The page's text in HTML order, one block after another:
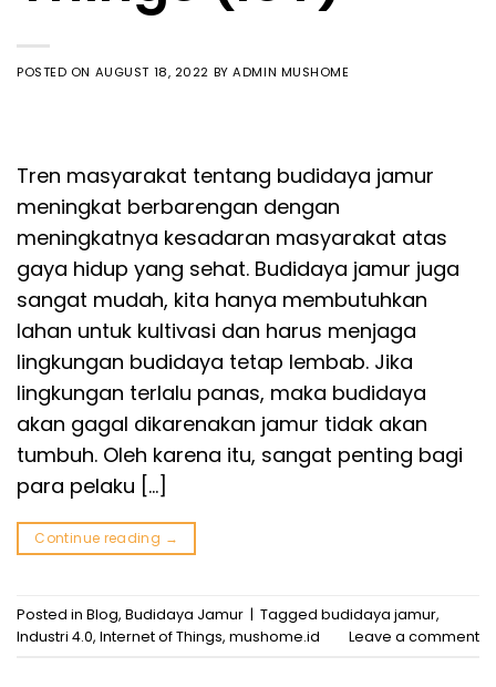
POSTED ON AUGUST 18, 2022 BYADMIN MUSHOME
Tren masyarakat tentang budidaya jamur
meningkat berbarengan dengan
meningkatnya kesadaran masyarakat atas
gaya hidup yang sehat. Budidaya jamur juga
sangat mudah, kita hanya membutuhkan
lahan untuk kultivasi dan harus menjaga
lingkungan budidaya tetap lembab. Jika
lingkungan terlalu panas, maka budidaya
akan gagal dikarenakan jamur tidak akan
tumbuh. Oleh karena itu, sangat penting bagi
para pelaku […]
Continue reading →
Posted in Blog, Budidaya Jamur | Tagged budidaya jamur,
Industri 4.0, Internet of Things, mushome.id Leave a comment